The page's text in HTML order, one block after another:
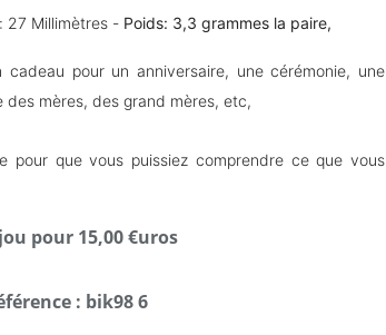
27 Millimètres - Poids: 3,3 grammes la paire,
pour un anniversaire, une cérémonie, une
mères, des grand mères, etc,
pour que vous puissiez comprendre ce que vous
pour 15,00 €uros
: bik98 6